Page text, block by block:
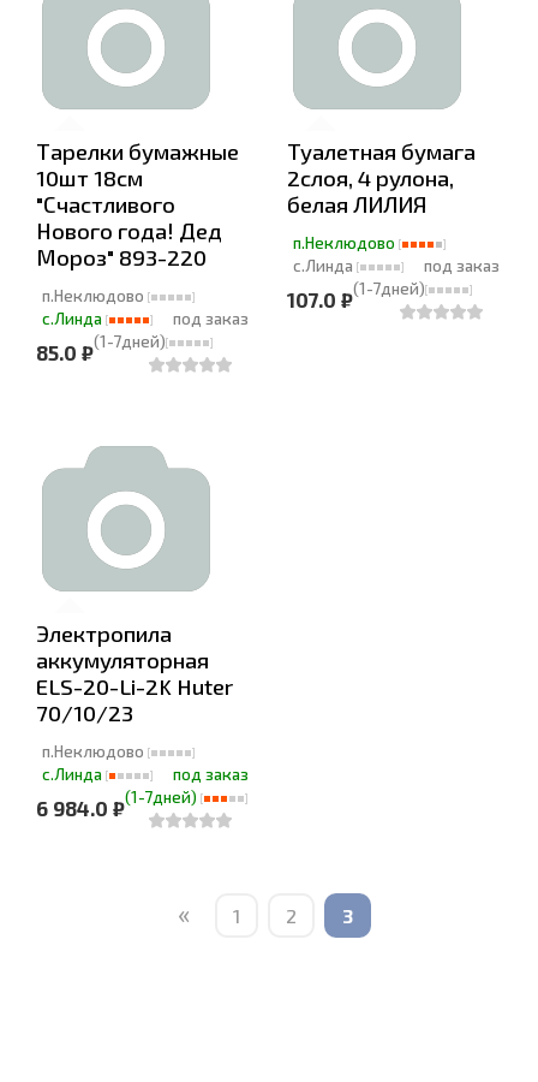
Тарелки бумажные
10шт 18см
"Счастливого
Нового года! Дед
Мороз" 893-220
п.Неклюдово
с.Линда
под заказ
(1-7дней)
85.0 ₽
Туалетная бумага
2слоя, 4 рулона,
белая ЛИЛИЯ
п.Неклюдово
с.Линда
под заказ
(1-7дней)
107.0 ₽
Электропила
аккумуляторная
ELS-20-Li-2K Huter
70/10/23
п.Неклюдово
с.Линда
под заказ
(1-7дней)
6 984.0 ₽
« 1 2 3